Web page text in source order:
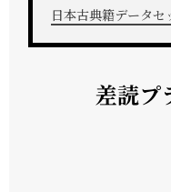
日本古典籍データ
差読プ